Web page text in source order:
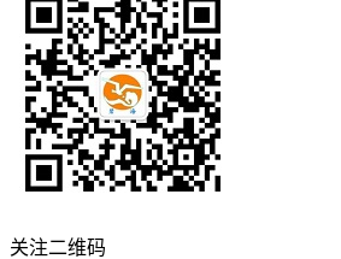
关注二维码